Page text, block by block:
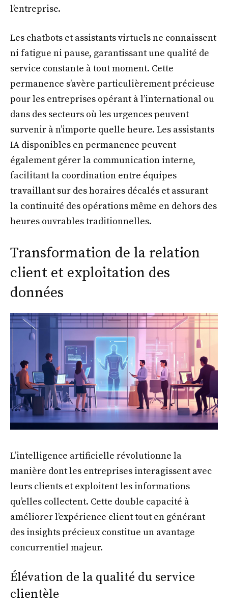
l’entreprise.
Les chatbots et assistants virtuels ne connaissent
ni fatigue ni pause, garantissant une qualité de
service constante à tout moment. Cette
permanence s’avère particulièrement précieuse
pour les entreprises opérant à l’international ou
dans des secteurs où les urgences peuvent
survenir à n’importe quelle heure. Les assistants
IA disponibles en permanence peuvent
également gérer la communication interne,
facilitant la coordination entre équipes
travaillant sur des horaires décalés et assurant
la continuité des opérations même en dehors des
heures ouvrables traditionnelles.
Transformation de la relation
client et exploitation des
données
L’intelligence artificielle révolutionne la
manière dont les entreprises interagissent avec
leurs clients et exploitent les informations
qu’elles collectent. Cette double capacité à
améliorer l’expérience client tout en générant
des insights précieux constitue un avantage
concurrentiel majeur.
Élévation de la qualité du service
clientèle